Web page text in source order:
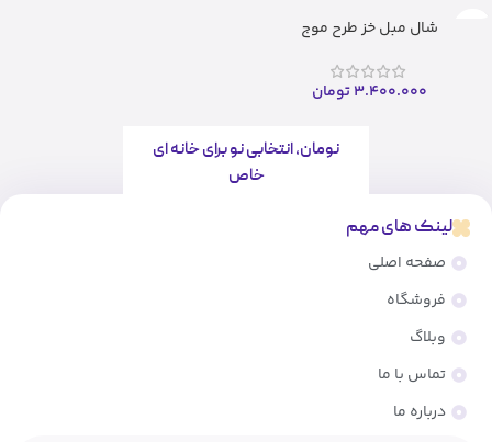
شال مبل خز طرح موج
3.400.000 تومان
نومان، انتخابی نو برای خانه ای
خاص
لینک های مهم
صفحه اصلی
فروشگاه
وبلاگ
تماس با ما
درباره ما